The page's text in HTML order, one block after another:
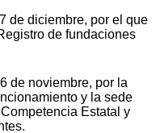
de diciembre, por el que
de fundaciones
de noviembre, por la
y la sede
Estatal y